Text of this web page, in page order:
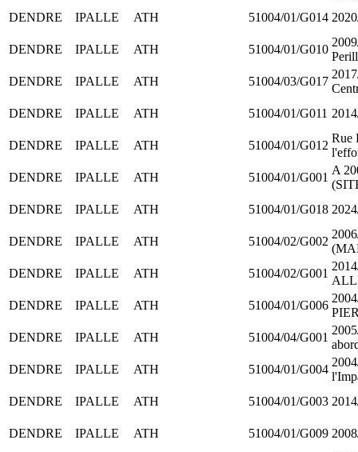
DENDRE
IPALLE ATH 51004/01/G014
DENDRE IPALLE ATH 51004/01/G010
DENDRE
IPALLE ATH 51004/03/G017
DENDRE
IPALLE ATH 51004/01/G011
DENDRE IPALLE ATH 51004/01/G012
Rue
DENDRE
IPALLE ATH 51004/01/G001
A
DENDRE
IPALLE ATH 51004/01/G018
DENDRE IPALLE ATH 51004/02/G002
DENDRE
IPALLE ATH 51004/02/G001
DENDRE
IPALLE ATH 51004/01/G006
DENDRE
IPALLE ATH 51004/04/G001
DENDRE
IPALLE ATH 51004/01/G004
DENDRE
IPALLE ATH 51004/01/G003
DENDRE IPALLE ATH 51004/01/G009